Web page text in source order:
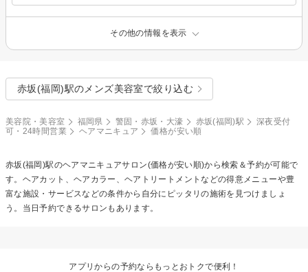
その他の情報を表示
赤坂(福岡)駅のメンズ美容室で絞り込む
美容院・美容室 福岡県 警固・赤坂・大濠 赤坂(福岡)駅
深夜受付
可・24時間営業
ヘアマニキュア 価格が安い順
赤坂(福岡)駅のヘアマニキュアサロン(価格が安い順)から検索＆予約が可能で
す。ヘアカット、ヘアカラー、ヘアトリートメントなどの得意メニューや豊
富な施設・サービスなどの条件から自分にピッタリの施術を見つけましょ
う。当日予約できるサロンもあります。
アプリからの予約ならもっとおトクで便利！